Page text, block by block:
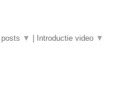
▼ Introductie video ▼